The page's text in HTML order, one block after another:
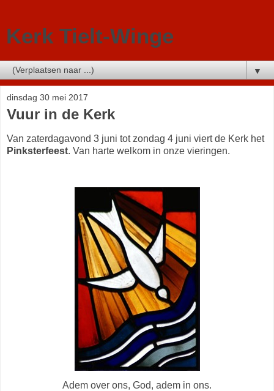
Kerk Tielt-Winge
▼
dinsdag 30 mei 2017
Vuur in de Kerk
Van zaterdagavond 3 juni tot zondag 4 juni viert de Kerk het
Pinksterfeest. Van harte welkom in onze vieringen.
Adem over ons, God, adem in ons.